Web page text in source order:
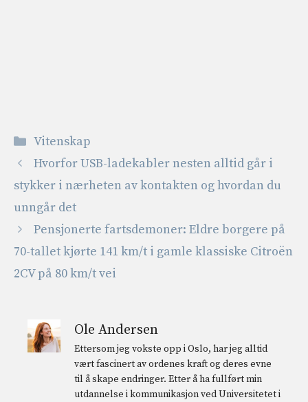
Kategorier
Vitenskap
Hvorfor USB-ladekabler nesten alltid går i
stykker i nærheten av kontakten og hvordan du
unngår det
Pensjonerte fartsdemoner: Eldre borgere på
70-tallet kjørte 141 km/t i gamle klassiske Citroën
2CV på 80 km/t vei
Ole Andersen
Ettersom jeg vokste opp i Oslo, har jeg alltid
vært fascinert av ordenes kraft og deres evne
til å skape endringer. Etter å ha fullført min
utdannelse i kommunikasjon ved Universitetet i